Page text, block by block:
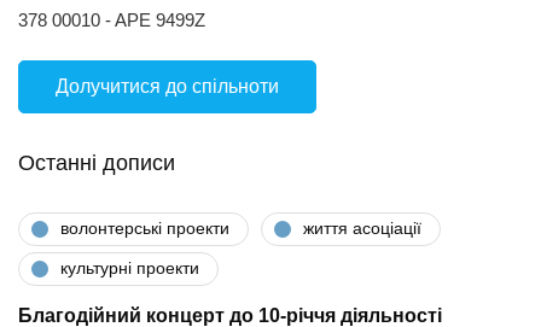
378 00010 - APE 9499Z
Долучитися до спільноти
Останні дописи
волонтерські проекти життя асоціації
культурні проекти
Благодійний концерт до 10-річчя діяльності